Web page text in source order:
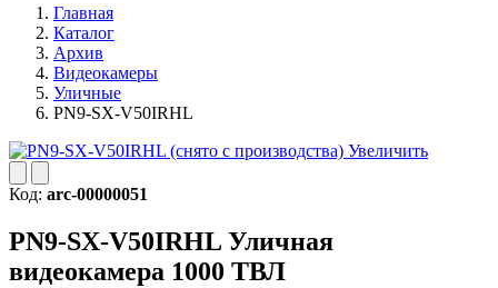
Главная
Каталог
Архив
Видеокамеры
Уличные
PN9-SX-V50IRHL
Увеличить
Код: arc-00000051
PN9-SX-V50IRHL Уличная
видеокамера 1000 ТВЛ